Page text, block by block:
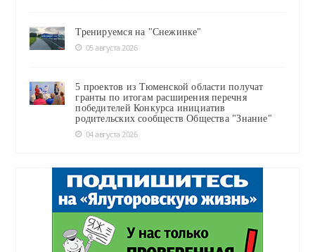
Тренируемся на "Снежинке"
05 августа 2026
5 проектов из Тюменской области получат
гранты по итогам расширения перечня
победителей Конкурса инициатив
родительских сообществ Общества "Знание"
04 августа 2026